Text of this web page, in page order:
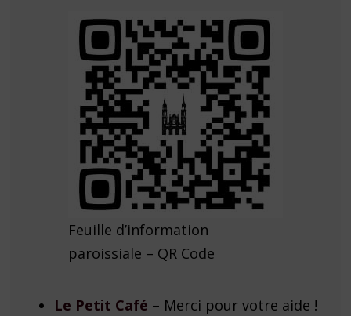
Feuille d’information
paroissiale – QR Code
Le Petit Café – Merci pour votre aide !